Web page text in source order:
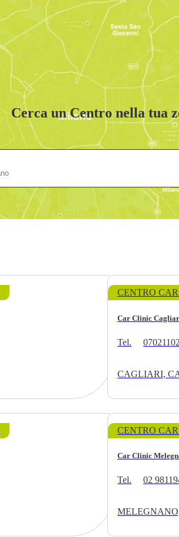
Cerca un Centro nella tua
CENTRO
Car Clinic
Tel.
CAGLIARI,
CENTRO
Car Clinic
Tel. 02